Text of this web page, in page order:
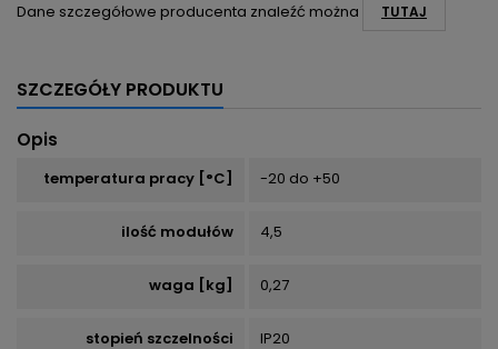
Dane szczegółowe producenta znaleźć można TUTAJ
SZCZEGÓŁY PRODUKTU
Opis
temperatura pracy [°C] -20 do +50
ilość modułów 4,5
waga [kg] 0,27
stopień szczelności IP20